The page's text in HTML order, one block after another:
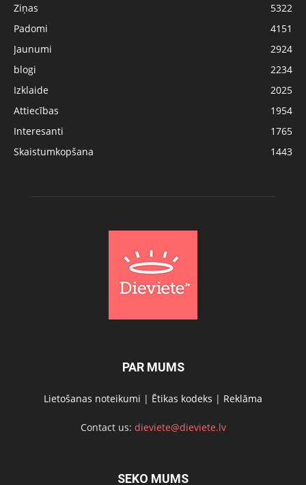
Ziņas
5322
Padomi
4151
Jaunumi
2924
blogi
2234
Izklaide
2025
Attiecības
1954
Interesanti
1765
Skaistumkopšana
1443
PAR MUMS
Lietošanas noteikumi | Ētikas kodeks | Reklāma
Contact us: dieviete@dieviete.lv
SEKO MUMS